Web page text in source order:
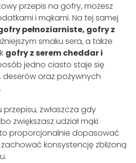
przepis na gofry, możesz
i mąkami. Na tej samej
pełnoziarniste, gofry z
smaku sera, a także
gofry z serem cheddar i
jedno ciasto staje się
oraz pożywnych
zwłaszcza gdy
zwiększasz udział mąki
proporcjonalnie dopasować
konsystencję zbliżoną